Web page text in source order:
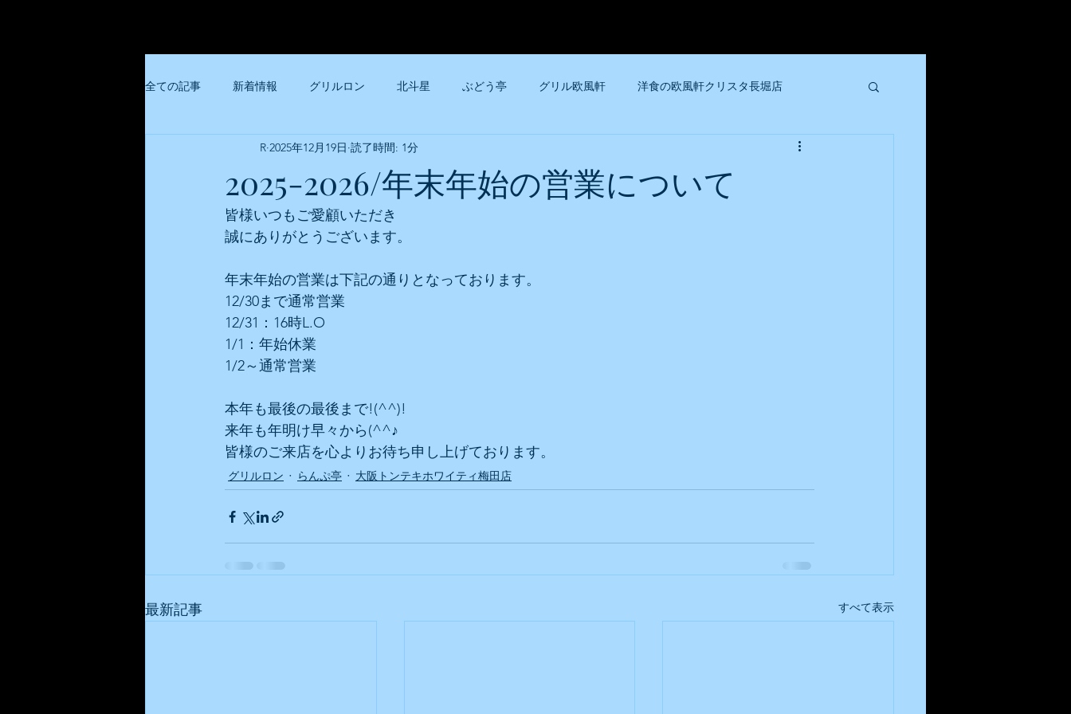
全ての記事 新着情報 グリルロン 北斗星 ぶどう亭 グリル欧風軒 洋食の欧風軒クリスタ長堀店
大阪トンテキ共通 大阪トンテキ大阪駅前第2ビル店
大阪トンテキホワイティ梅田店 大阪トンテキ天神橋筋店
麺屋楼蘭 大阪ビフテキ グリルロン阪神店
2025-2026/年末年始の営業について
R 2025年12月19日 読了時間: 1分
皆様いつもご愛顧いただき
誠にありがとうございます。
年末年始の営業は下記の通りとなっております。
12/30まで通常営業
12/31：16時L.O
1/1：年始休業
1/2～通常営業
本年も最後の最後まで!(^^)!
来年も年明け早々から(^^♪
皆様のご来店を心よりお待ち申し上げております。
グリルロン らんぷ亭 大阪トンテキホワイティ梅田店
最新記事 すべて表示